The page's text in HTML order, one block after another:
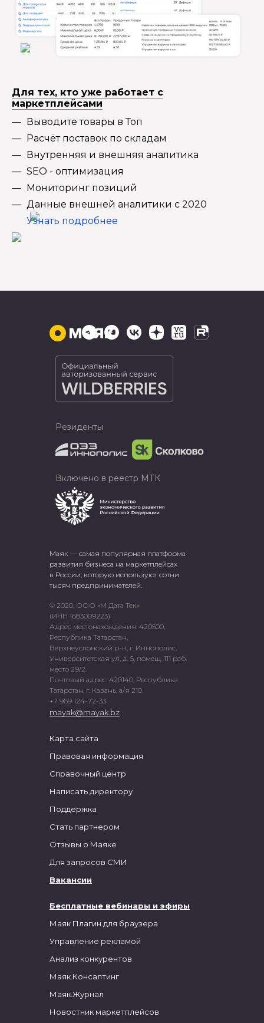
Для тех, кто уже работает с
маркетплейсами
Выводите товары в Топ
Расчёт поставок по складам
Внутренняя и внешняя аналитика
SEO - оптимизация
Мониторинг позиций
Данные внешней аналитики с 2020
Узнать подробнее
Маяк — самая популярная платформа
развития бизнеса на маркетплейсах
в России, которую используют сотни
тысяч предпринимателей.
© 2020, ООО «М Дата Тек»
(ИНН 1683009223)
Адрес местонахождения: 420500,
Республика Татарстан,
Верхнеуслонский р-н, г. Иннополис,
Университетская ул, д. 5, помещ. 111 раб.
место 29/2.
Почтовый адрес: 420140, Республика
Татарстан, г. Казань, а/я 210.
+7 969 124-72-33
mayak@mayak.bz
Бесплатные вебинары и эфиры
Маяк Плагин для браузера
Управление рекламой
Анализ конкурентов
Маяк.Консалтинг
Маяк.Журнал
Новостник маркетплейсов
Карта сайта
Правовая информация
Справочный центр
Написать директору
Поддержка
Стать партнером
Отзывы о Маяке
Для запросов СМИ
Вакансии
Резиденты
Включено в реестр МТК